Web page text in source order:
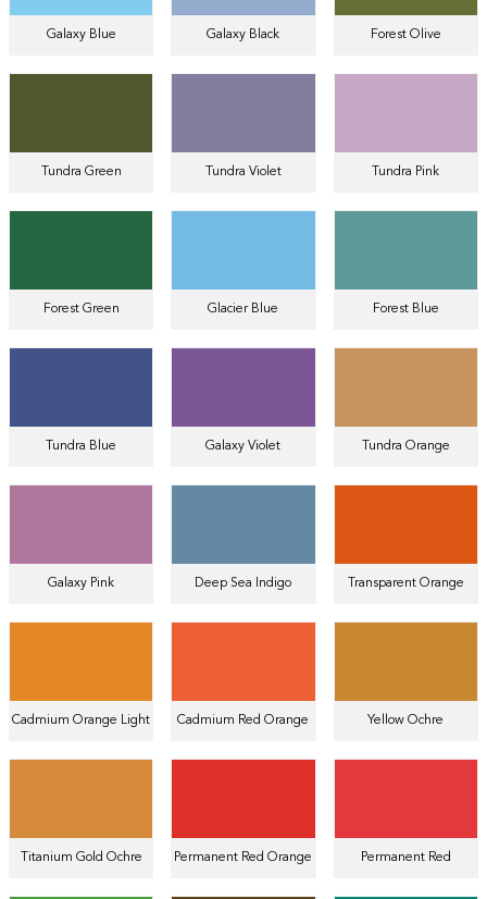
Galaxy Blue Galaxy Black Forest Olive
Tundra Green Tundra Violet Tundra Pink
Forest Green Glacier Blue Forest Blue
Tundra Blue Galaxy Violet Tundra Orange
Galaxy Pink Deep Sea Indigo Transparent Orange
Cadmium Orange Light Cadmium Red Orange Yellow Ochre
Titanium Gold Ochre Permanent Red Orange Permanent Red